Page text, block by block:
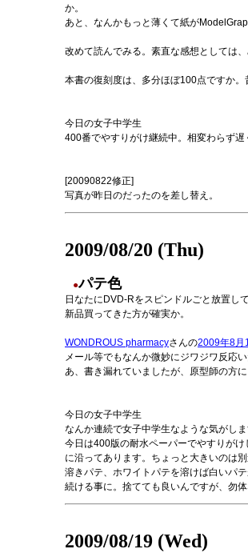
か。
あと、なんかもっと薄くて紙が
改めて読んでみる。素直な感想としては
本書の復刻度は、多分ほぼ100点ですか
今日の女子中学生
400番でやすりがけ継続中。相変わらず遅
[20090822修正]
写真が昨日のだったのを差し替え。
2009/08/20 (Thu)
●パテ色
日なたにDVD-Rをスピンドルごと放置し
新品買ってきた方が確実か。
WONDROUS pharmacyさんの2009年8月
メール等でもなんか微妙にジワジワ反応
あ、書き漏れていましたが、原型師の方
今日の女子中学生
なんか連続で女子中学生なような気がしま
今日は400版の耐水ペーパーでやすりが
に沿ってあります。ちょっと大きいのは
溶きパテ、ホワイトパテを溶けば白いパ
続ける事に。捨てても良いんですが、勿体
2009/08/19 (Wed)